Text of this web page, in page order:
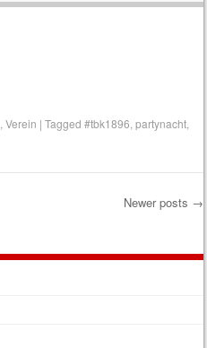
,Verein |Tagged#tbk1896 ,partynacht
Newer posts →